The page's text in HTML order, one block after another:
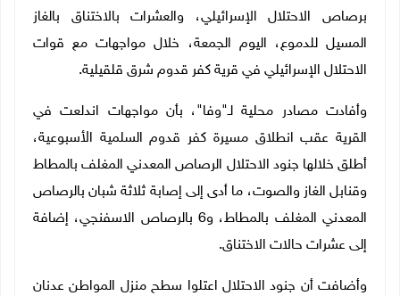
برصاص الاحتلال الإسرائيلي، والعشرات بالاختناق بالغاز
المسيل للدموع، اليوم الجمعة، خلال مواجهات مع قوات
الاحتلال الإسرائيلي في قرية كفر قدوم شرق قلقيلية.
وأفادت مصادر محلية لـ"وفا"، بأن مواجهات اندلعت في
القرية عقب انطلاق مسيرة كفر قدوم السلمية الأسبوعية،
أطلق خلالها جنود الاحتلال الرصاص المعدني المغلف بالمطاط
وقنابل الغاز والصوت، ما أدى إلى إصابة ثلاثة شبان بالرصاص
المعدني المغلف بالمطاط، و6 بالرصاص الاسفنجي، إضافة
إلى عشرات حالات الاختناق.
وأضافت أن جنود الاحتلال اعتلوا سطح منزل المواطن عدنان